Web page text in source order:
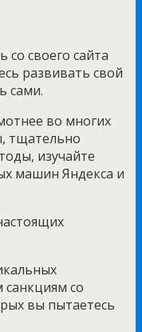
со своего сайта
развивать свой
сами.
во многих
тщательно
изучайте
машин Яндекса и
санкциям со
вы пытаетесь